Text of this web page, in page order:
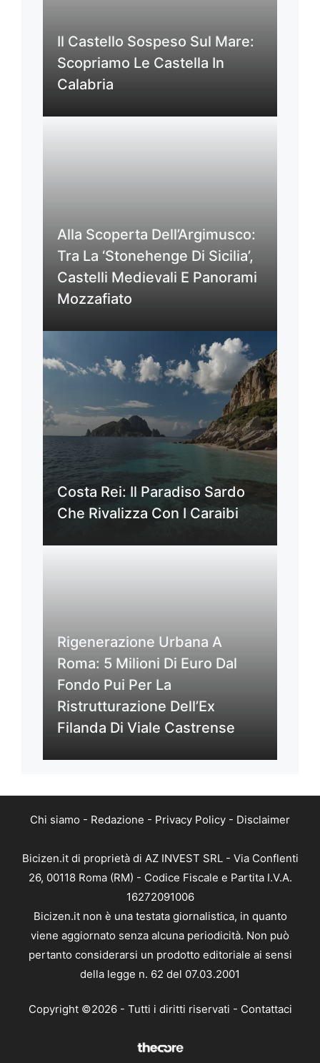
Il Castello Sospeso Sul Mare:
Scopriamo Le Castella In
Calabria
Alla Scoperta Dell’Argimusco:
Tra La ‘Stonehenge Di Sicilia’,
Castelli Medievali E Panorami
Mozzafiato
Costa Rei: Il Paradiso Sardo
Che Rivalizza Con I Caraibi
Rigenerazione Urbana A
Roma: 5 Milioni Di Euro Dal
Fondo Pui Per La
Ristrutturazione Dell’Ex
Filanda Di Viale Castrense
Chi siamo - Redazione - Privacy Policy - Disclaimer
Bicizen.it di proprietà di AZ INVEST SRL - Via Conflenti
26, 00118 Roma (RM) - Codice Fiscale e Partita I.V.A.
16272091006
Bicizen.it non è una testata giornalistica, in quanto
viene aggiornato senza alcuna periodicità. Non può
pertanto considerarsi un prodotto editoriale ai sensi
della legge n. 62 del 07.03.2001
Copyright ©2026 - Tutti i diritti riservati - Contattaci